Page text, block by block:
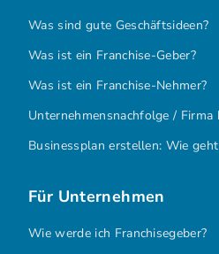
Was sind gute Geschäftsideen?
Was ist ein Franchise-Geber?
Was ist ein Franchise-Nehmer?
Unternehmensnachfolge / Firma
Businessplan erstellen: Wie
Für Unternehmen
Wie werde ich Franchisegeber?